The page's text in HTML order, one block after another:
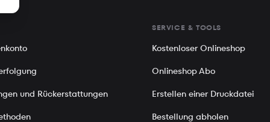
und Rückerstattungen
SERVICE & TOOLS
Kostenloser Onlineshop
Onlineshop Abo
Erstellen einer Druckdatei
Bestellung abholen